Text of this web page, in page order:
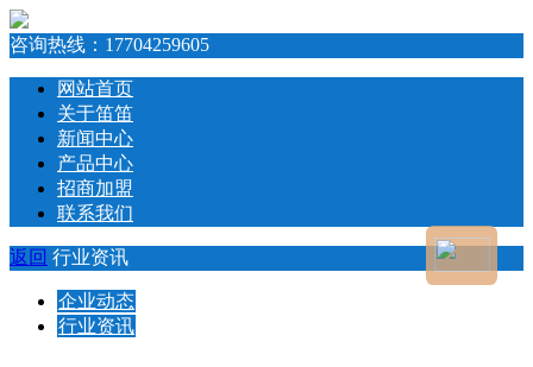
咨询热线： 17704259605
网站首页
关于笛笛
新闻中心
产品中心
招商加盟
联系我们
返回 行业资讯
企业动态
行业资讯